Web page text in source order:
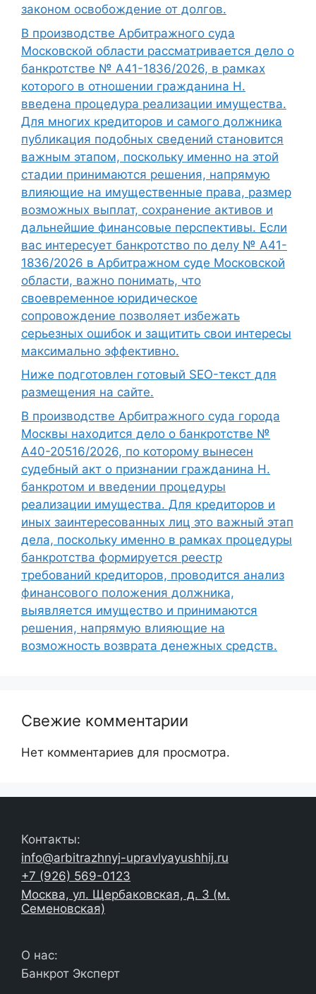
законом освобождение от долгов.
В производстве Арбитражного суда
Московской области рассматривается дело о
банкротстве № А41-1836/2026, в рамках
которого в отношении гражданина Н.
введена процедура реализации имущества.
Для многих кредиторов и самого должника
публикация подобных сведений становится
важным этапом, поскольку именно на этой
стадии принимаются решения, напрямую
влияющие на имущественные права, размер
возможных выплат, сохранение активов и
дальнейшие финансовые перспективы. Если
вас интересует банкротство по делу № А41-
1836/2026 в Арбитражном суде Московской
области, важно понимать, что
своевременное юридическое
сопровождение позволяет избежать
серьезных ошибок и защитить свои интересы
максимально эффективно.
Ниже подготовлен готовый SEO-текст для
размещения на сайте.
В производстве Арбитражного суда города
Москвы находится дело о банкротстве №
А40-20516/2026, по которому вынесен
судебный акт о признании гражданина Н.
банкротом и введении процедуры
реализации имущества. Для кредиторов и
иных заинтересованных лиц это важный этап
дела, поскольку именно в рамках процедуры
банкротства формируется реестр
требований кредиторов, проводится анализ
финансового положения должника,
выявляется имущество и принимаются
решения, напрямую влияющие на
возможность возврата денежных средств.
Свежие комментарии
Нет комментариев для просмотра.
Контакты:
info@arbitrazhnyj-upravlyayushhij.ru
+7 (926) 569-0123
Москва, ул. Щербаковская, д. 3 (м.
Семеновская)
О нас:
Банкрот Эксперт